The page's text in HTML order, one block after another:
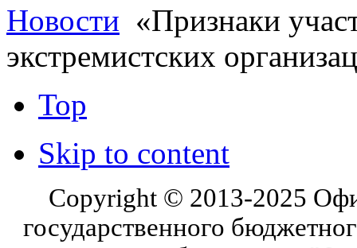
Новости «Признаки
экстремистских
Top
Skip to content
Copyright © 2013-2025
государственного